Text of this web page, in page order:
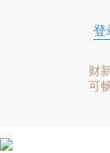
登
财
可